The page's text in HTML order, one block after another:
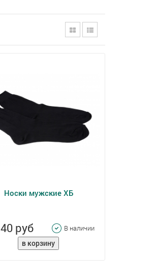
Носки мужские ХБ
40 руб В наличии